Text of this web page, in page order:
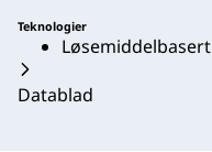
Teknologier
Løsemiddelbasert
Datablad